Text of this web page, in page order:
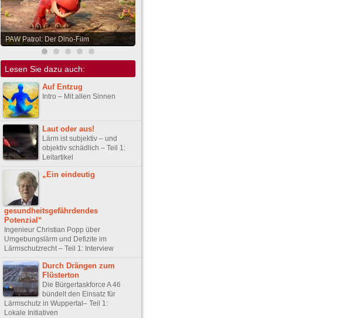
PAW Patrol: Der Dino-Film
Lesen Sie dazu auch:
Auf Entzug
Intro – Mit allen Sinnen
Laut oder aus!
Lärm ist subjektiv – und
objektiv schädlich – Teil 1:
Leitartikel
„Ein eindeutig
gesundheitsgefährdendes
Potenzial“
Ingenieur Christian Popp über
Umgebungslärm und Defizite im
Lärmschutzrecht – Teil 1: Interview
Durch Drängen zum
Flüsterton
Die Bürgertaskforce A 46
bündelt den Einsatz für
Lärmschutz in Wuppertal– Teil 1:
Lokale Initiativen